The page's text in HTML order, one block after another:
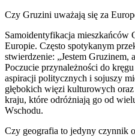
Czy Gruzini uważają się za
Samoidentyfikacja mieszkańców
Europie. Często spotykanym
stwierdzenie: „Jestem Gruzinem,
Poczucie przynależności do
aspiracji politycznych i sojuszy
głębokich więzi kulturowych
kraju, które odróżniają go od
Wschodu.
Czy geografia to jedyny czynnik